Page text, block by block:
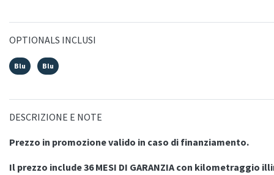
OPTIONALS INCLUSI
Blu Blu
DESCRIZIONE E NOTE
Prezzo in promozione valido in caso di finanziamento.
Il prezzo include 36 MESI DI GARANZIA con kilometraggio